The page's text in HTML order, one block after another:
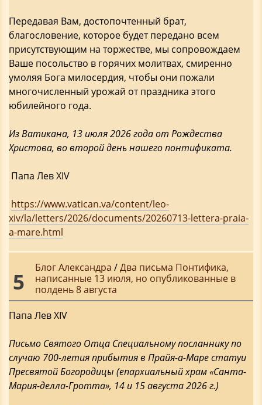
Передавая Вам, достопочтенный брат,
благословение, которое будет передано всем
присутствующим на торжестве, мы сопровождаем
Ваше посольство в горячих молитвах, смиренно
умоляя Бога милосердия, чтобы они пожали
многочисленный урожай от праздника этого
юбилейного года.
Из Ватикана, 13 июля 2026 года от Рождества
Христова, во второй день нашего понтификата.
Папа Лев XIV
https://www.vatican.va/content/leo-
xiv/la/letters/2026/documents/20260713-lettera-praia-
a-mare.html
5
Блог Александра /Два письма Понтифика,
написанные 13 июля, но опубликованные в
полдень 8 августа
Папа Лев XIV
Письмо Святого Отца Специальному посланнику по
случаю 700-летия прибытия в Прайя-а-Маре статуи
Пресвятой Богородицы (епархиальный храм «Санта-
Мария-делла-Гротта», 14 и 15 августа 2026 г.)